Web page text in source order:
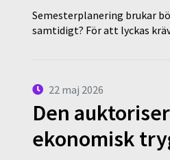
Semesterplanering brukar
samtidigt? För att lyckas
22 maj 2026
Den
ekonomisk